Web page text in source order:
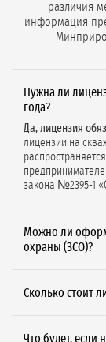
различия
информация
Нужна ли
года?
Да, лицензия
лицензии на
закона №2395-1
Можно ли
охраны (ЗСО)?
Минприроды ЗСО
Сколько стоит
Что будет, если